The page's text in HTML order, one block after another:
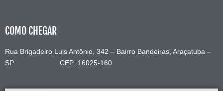
COMO CHEGAR
Rua Brigadeiro Luis Antônio, 342 – Bairro Bandeiras, Araçatuba –
SP CEP: 16025-160